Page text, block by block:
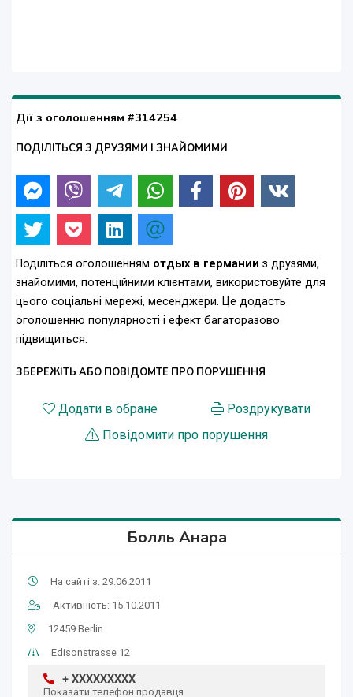
Дії з оголошенням #314254
ПОДІЛІТЬСЯ З ДРУЗЯМИ І ЗНАЙОМИМИ
Поділіться оголошенням отдых в германии з друзями,
знайомими, потенційними клієнтами, використовуйте для
цього соціальні мережі, месенджери. Це додасть
оголошенню популярності і ефект багаторазово
підвищиться.
ЗБЕРЕЖІТЬ АБО ПОВІДОМТЕ ПРО ПОРУШЕННЯ
Додати в обране
Роздрукувати
Повідомити про порушення
Болль Анара
На сайті з: 29.06.2011
Активність: 15.10.2011
12459 Berlin
Edisonstrasse 12
+ XXXXXXXXX
Показати телефон продавця